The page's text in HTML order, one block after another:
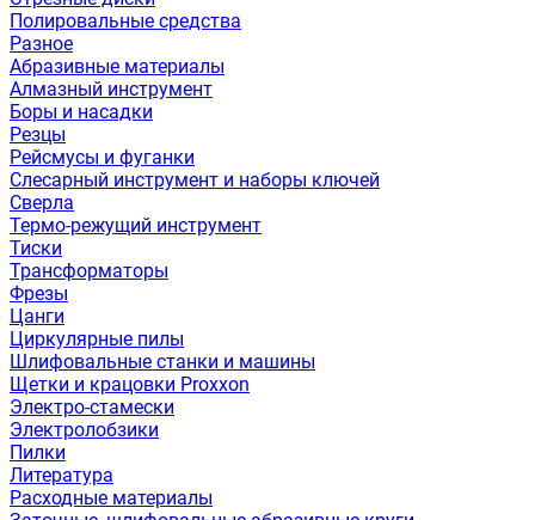
Полировальные средства
Разное
Абразивные материалы
Алмазный инструмент
Боры и насадки
Резцы
Рейсмусы и фуганки
Слесарный инструмент и наборы ключей
Сверла
Термо-режущий инструмент
Тиски
Трансформаторы
Фрезы
Цанги
Циркулярные пилы
Шлифовальные станки и машины
Щетки и крацовки Proxxon
Электро-стамески
Электролобзики
Пилки
Литература
Расходные материалы